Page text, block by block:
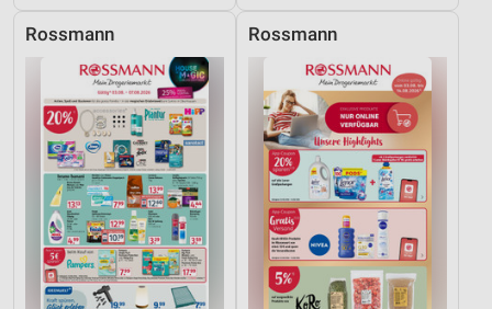
Rossmann Rossmann